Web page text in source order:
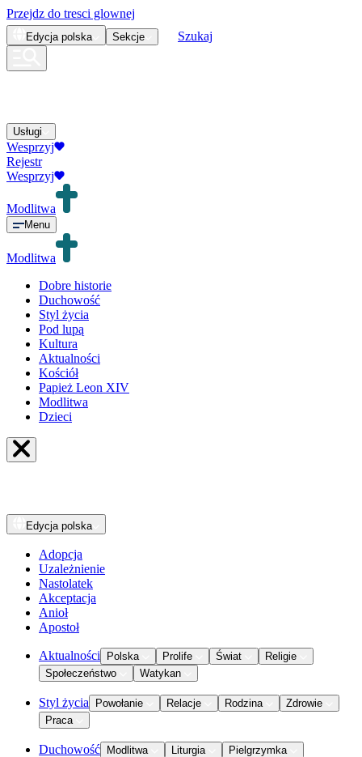
Przejdz do tresci glownej
Edycja polska Sekcje Szukaj
Usługi
Wesprzyj
Rejestr
Wesprzyj
Modlitwa
Menu
Modlitwa
Dobre historie
Duchowość
Styl życia
Pod lupą
Kultura
Aktualności
Kościół
Papież Leon XIV
Modlitwa
Dzieci
Edycja polska
Adopcja
Uzależnienie
Nastolatek
Akceptacja
Anioł
Apostoł
Aktualności Polska Prolife Świat
Religie
Społeczeństwo
Watykan
Styl życia Powołanie Relacje Rodzina
Zdrowie
Praca
Duchowość Modlitwa Liturgia
Pielgrzymka